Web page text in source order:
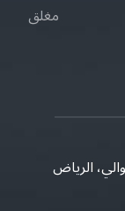
مغلق
الرياض